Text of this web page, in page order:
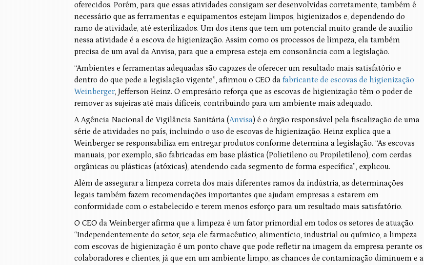
oferecidos. Porém, para que essas atividades consigam ser desenvolvidas corretamente, também é
necessário que as ferramentas e equipamentos estejam limpos, higienizados e, dependendo do
ramo de atividade, até esterilizados. Um dos itens que tem um potencial muito grande de auxílio
nessa atividade é a escova de higienização. Assim como os processos de limpeza, ela também
precisa de um aval da Anvisa, para que a empresa esteja em consonância com a legislação.
“Ambientes e ferramentas adequadas são capazes de oferecer um resultado mais satisfatório e
dentro do que pede a legislação vigente”, afirmou o CEO da fabricante de escovas de higienização
Weinberger, Jefferson Heinz. O empresário reforça que as escovas de higienização têm o poder de
remover as sujeiras até mais difíceis, contribuindo para um ambiente mais adequado.
A Agência Nacional de Vigilância Sanitária (Anvisa) é o órgão responsável pela fiscalização de uma
série de atividades no país, incluindo o uso de escovas de higienização. Heinz explica que a
Weinberger se responsabiliza em entregar produtos conforme determina a legislação. “As escovas
manuais, por exemplo, são fabricadas em base plástica (Polietileno ou Propiletileno), com cerdas
orgânicas ou plásticas (atóxicas), atendendo cada segmento de forma específica”, explicou.
Além de assegurar a limpeza correta dos mais diferentes ramos da indústria, as determinações
legais também fazem recomendações importantes que ajudam empresas a estarem em
conformidade com o estabelecido e terem menos esforço para um resultado mais satisfatório.
O CEO da Weinberger afirma que a limpeza é um fator primordial em todos os setores de atuação.
“Independentemente do setor, seja ele farmacêutico, alimentício, industrial ou químico, a limpeza
com escovas de higienização é um ponto chave que pode refletir na imagem da empresa perante os
colaboradores e clientes, já que em um ambiente limpo, as chances de contaminação diminuem e a